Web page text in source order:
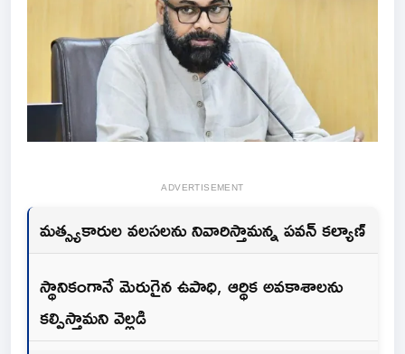
ADVERTISEMENT
మత్స్యకారుల వలసలను నివారిస్తామన్న పవన్ కల్యాణ్
స్థానికంగానే మెరుగైన ఉపాధి, ఆర్థిక అవకాశాలను
కల్పిస్తామని వెల్లడి